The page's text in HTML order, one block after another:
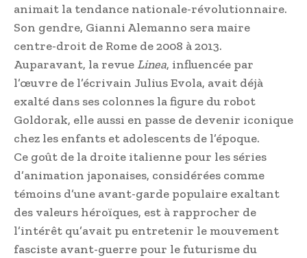
animait la tendance nationale-révolutionnaire.
Son gendre, Gianni Alemanno sera maire
centre-droit de Rome de 2008 à 2013.
Auparavant, la revue Linea, influencée par
l’œuvre de l’écrivain Julius Evola, avait déjà
exalté dans ses colonnes la figure du robot
Goldorak, elle aussi en passe de devenir iconique
chez les enfants et adolescents de l’époque.
Ce goût de la droite italienne pour les séries
d’animation japonaises, considérées comme
témoins d’une avant-garde populaire exaltant
des valeurs héroïques, est à rapprocher de
l’intérêt qu’avait pu entretenir le mouvement
fasciste avant-guerre pour le futurisme du